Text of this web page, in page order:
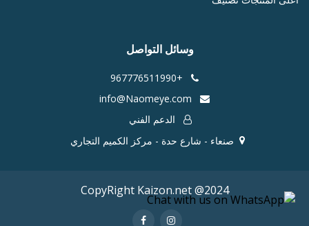
وسائل التواصل
+967776511990
الدعم الفني
صنعاء - شارع حدة - مركز الكميم التجاري
CopyRight Kaizon.net @2024